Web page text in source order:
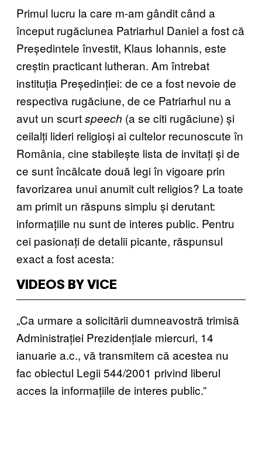
Primul lucru la care m-am gândit când a
început rugăciunea Patriarhul Daniel a fost că
Președintele învestit, Klaus Iohannis, este
creștin practicant lutheran. Am întrebat
instituția Președinției: de ce a fost nevoie de
respectiva rugăciune, de ce Patriarhul nu a
avut un scurtspeech (a se citi rugăciune) și
ceilalți lideri religioși ai cultelor recunoscute în
România, cine stabilește lista de invitați și de
ce sunt încălcate două legi în vigoare prin
favorizarea unui anumit cult religios? La toate
am primit un răspuns simplu și derutant:
informațiile nu sunt de interes public. Pentru
cei pasionați de detalii picante, răspunsul
exact a fost acesta:
VIDEOS BY VICE
„Ca urmare a solicitării dumneavostră trimisă
Administrației Prezidențiale miercuri, 14
ianuarie a.c., vă transmitem că acestea nu
fac obiectul Legii 544/2001 privind liberul
acces la informațiile de interes public.”